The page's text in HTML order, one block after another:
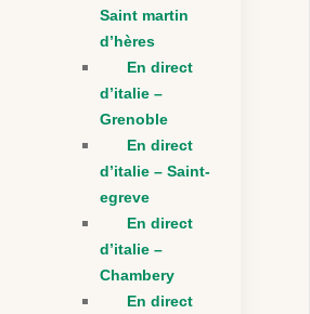
Saint martin
d’hères
En direct
d’italie –
Grenoble
En direct
d’italie – Saint-
egreve
En direct
d’italie –
Chambery
En direct